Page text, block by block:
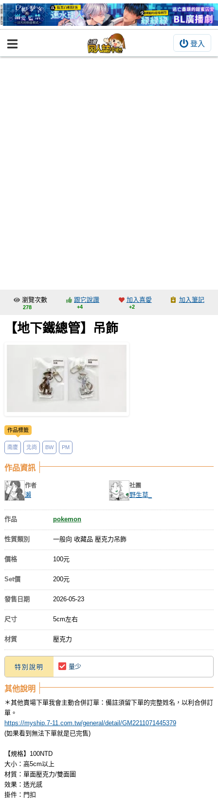
登入
BOOKY書集倉庫
交流中心
攤位轉讓區
註冊會員
瀏覽次數
278
跟它說讚
+4
加入喜愛
+2
加入筆記
【地下鐵總管】吊飾
作品標籤
南廈 北尚 BW PM
作品資訊
作者
瀨
社團
野生草_
作品 pokemon
性質類別 一般向 收藏品 壓克力吊飾
價格 100元
Set價 200元
發售日期 2026-05-23
尺寸 5cm左右
材質 壓克力
特別說明 量少
其他說明
＊其他賣場下單我會主動合併訂單：備註須留下單的完整姓名，以利合併訂
單。
https://myship.7-11.com.tw/general/detail/GM2211071445379
(如果看到無法下單就是已完售)
【規格】100NTD
大小：高5cm以上
材質：單面壓克力/雙面圖
效果：透光感
掛件：門扣